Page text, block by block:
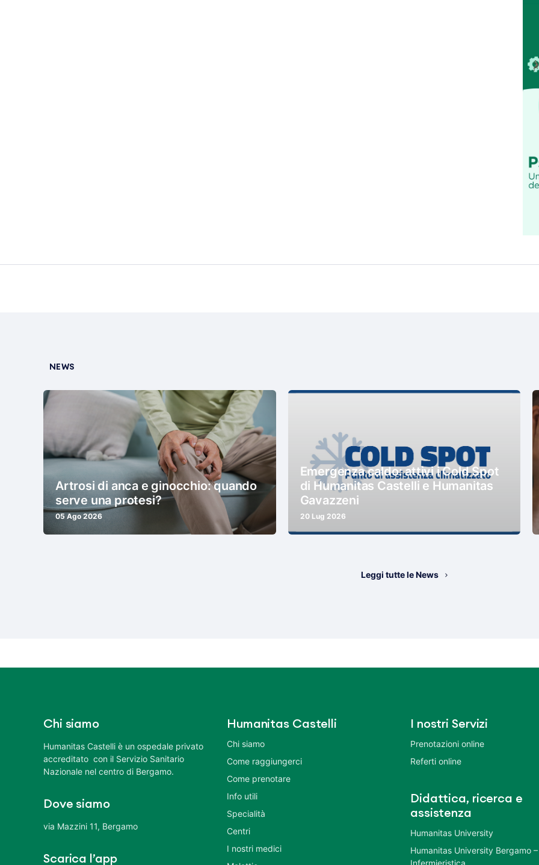
NEWS
Artrosi di anca e ginocchio: quando
serve una protesi?
05 Ago 2026
Emergenza caldo: attivi i Cold Spot
di Humanitas Castelli e Humanitas
Gavazzeni
20 Lug 2026
Leggi tutte le News
Chi siamo
Humanitas Castelli è un ospedale privato
accreditato con il Servizio Sanitario
Nazionale nel centro di Bergamo.
Dove siamo
via Mazzini 11, Bergamo
Scarica l’app
Humanitas Castelli
Chi siamo
Come raggiungerci
Come prenotare
Info utili
Specialità
Centri
I nostri medici
I nostri Servizi
Prenotazioni online
Referti online
Didattica, ricerca e
assistenza
Humanitas University
Humanitas University Bergamo
Infermieristica